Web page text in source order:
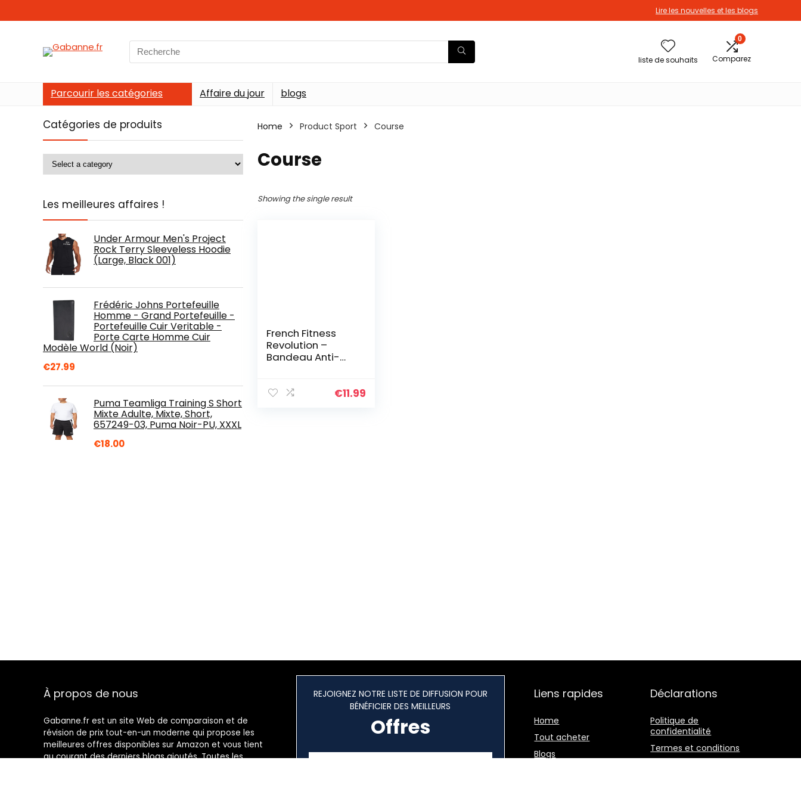
Lire les nouvelles et les blogs
Search
for:
liste de souhaits
0
Comparez
Parcourir les catégories Affaire du jour blogs
Catégories de produits
Les meilleures affaires !
Under Armour Men's Project
Rock Terry Sleeveless Hoodie
(Large, Black 001)
Frédéric Johns Portefeuille
Homme - Grand Portefeuille -
Portefeuille Cuir Veritable -
Porte Carte Homme Cuir
Modèle World (Noir)
€27.99
Puma Teamliga Training S Short
Mixte Adulte, Mixte, Short,
657249-03, Puma Noir-PU, XXXL
€18.00
Home Product Sport ‎Course
‎Course
Showing the single result
French Fitness
Revolution –
Bandeau Anti-
Femme – Serre-
€11.99
À propos de nous
Gabanne.fr est un site Web de comparaison et de
révision de prix tout-en-un moderne qui propose les
meilleures offres disponibles sur Amazon et vous tient
au courant des derniers blogs ajoutés. Toutes les
REJOIGNEZ NOTRE LISTE DE DIFFUSION POUR
BÉNÉFICIER DES MEILLEURS
Offres
Liens rapides
Home
Tout acheter
Blogs
Déclarations
Politique de
confidentialité
Termes et conditions